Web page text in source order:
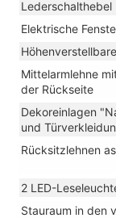
Lederschalthebel
Elektrische
Mittelarmlehne
der Rückseite
Dekoreinlagen
und
Rücksitzlehnen
2 LED-
Stauraum in den